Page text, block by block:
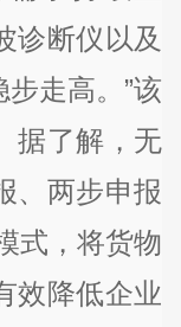
诊断仪以及
走高。”该
据了解，无
、两步申报
式，将货物
效降低企业